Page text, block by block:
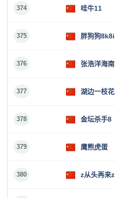
374 哇牛11
375 胖狗狗8k8i
376 张浩洋海南
377 湖边一枝花
378 金坛杀手8
379 鹰熊虎蛋
380 z从头再来z